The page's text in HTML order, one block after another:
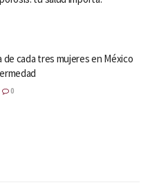
cada tres mujeres en México
0